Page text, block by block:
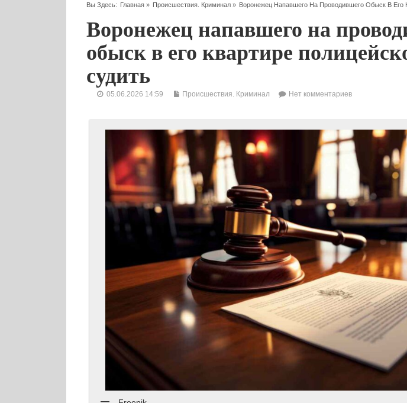
Вы Здесь: Главная» Происшествия. Криминал » Воронежец Напавшего На Проводившего Обыск В Его
Воронежец напавшего на
обыск в его квартире
судить
05.06.2026 14:59 Происшествия. Криминал Нет комментариев